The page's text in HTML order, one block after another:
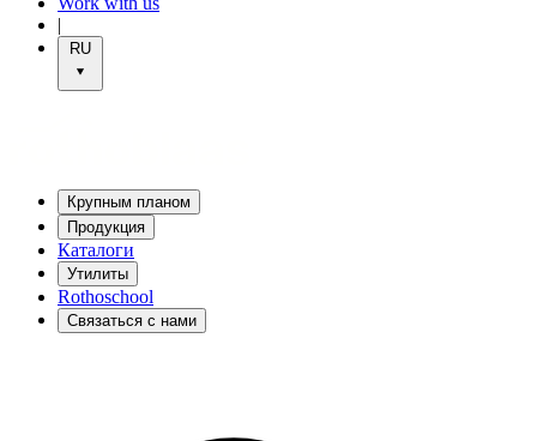
|
RU
Крупным планом
Продукция
Каталоги
Утилиты
Rothoschool
Связаться с нами